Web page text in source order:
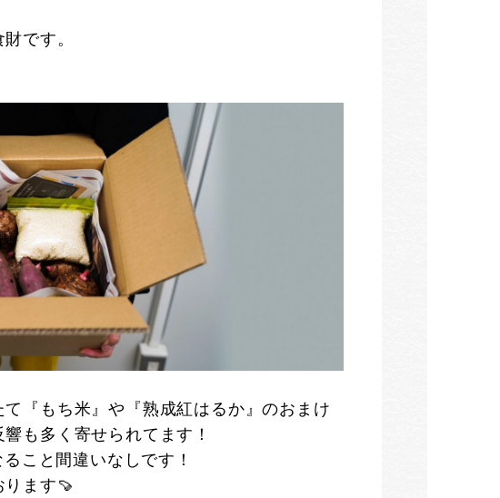
です。
『もち米』や『熟成紅はるか』のおまけ
も多く寄せられてます！
こと間違いなしです！
ます🍠